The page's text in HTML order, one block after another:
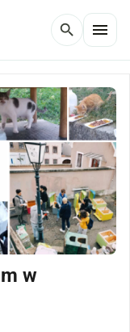
search menu
w